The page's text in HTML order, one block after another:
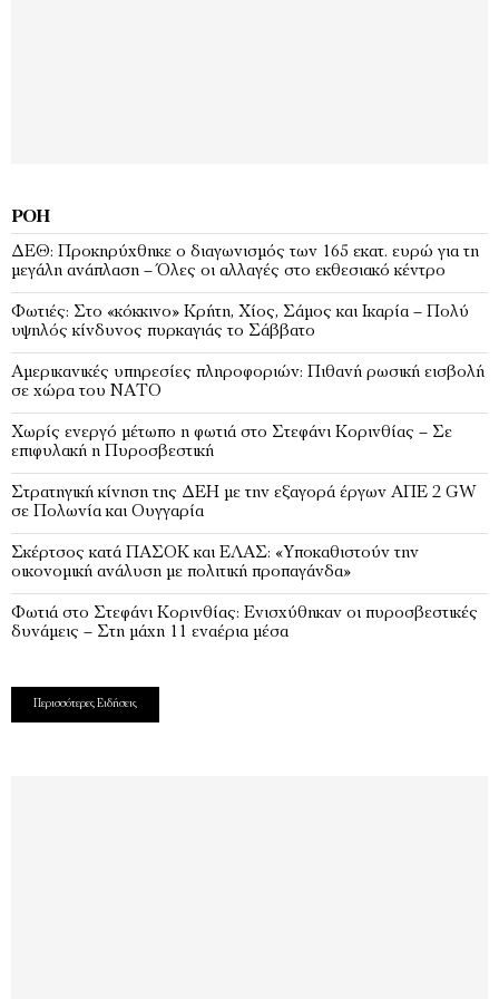
ΡΟΉ
ΔΕΘ: Προκηρύχθηκε ο διαγωνισμός των 165 εκατ. ευρώ για τη
μεγάλη ανάπλαση – Όλες οι αλλαγές στο εκθεσιακό κέντρο
Φωτιές: Στο «κόκκινο» Κρήτη, Χίος, Σάμος και Ικαρία – Πολύ
υψηλός κίνδυνος πυρκαγιάς το Σάββατο
Αμερικανικές υπηρεσίες πληροφοριών: Πιθανή ρωσική εισβολή
σε χώρα του ΝΑΤΟ
Χωρίς ενεργό μέτωπο η φωτιά στο Στεφάνι Κορινθίας – Σε
επιφυλακή η Πυροσβεστική
Στρατηγική κίνηση της ΔΕΗ με την εξαγορά έργων ΑΠΕ 2 GW
σε Πολωνία και Ουγγαρία
Σκέρτσος κατά ΠΑΣΟΚ και ΕΛΑΣ: «Υποκαθιστούν την
οικονομική ανάλυση με πολιτική προπαγάνδα»
Φωτιά στο Στεφάνι Κορινθίας: Ενισχύθηκαν οι πυροσβεστικές
δυνάμεις – Στη μάχη 11 εναέρια μέσα
Περισσότερες Ειδήσεις